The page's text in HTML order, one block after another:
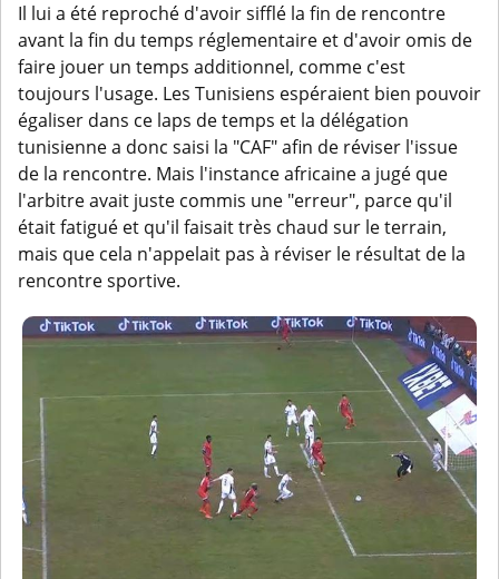
Il lui a été reproché d'avoir sifflé la fin de rencontre
avant la fin du temps réglementaire et d'avoir omis de
faire jouer un temps additionnel, comme c'est
toujours l'usage. Les Tunisiens espéraient bien pouvoir
égaliser dans ce laps de temps et la délégation
tunisienne a donc saisi la "CAF" afin de réviser l'issue
de la rencontre. Mais l'instance africaine a jugé que
l'arbitre avait juste commis une "erreur", parce qu'il
était fatigué et qu'il faisait très chaud sur le terrain,
mais que cela n'appelait pas à réviser le résultat de la
rencontre sportive.